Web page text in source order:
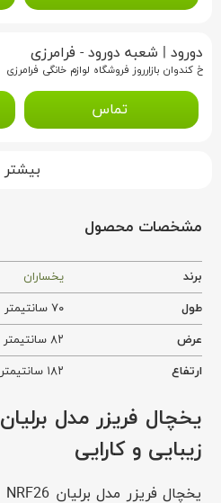
دورود | شعبه دورود - فرامرزی
خ کندوان بازارروز فروشگاه لوازم خانگی فرامرزی
تماس
بیشتر
مشخصات محصول
برند
یخساران
طول
۷۰ سانتیمتر
عرض
۸۲ سانتیمتر
ارتفاع
۱۸۲ سانتیمتر
زیبایی و کارایی